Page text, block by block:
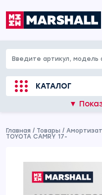
КАТАЛОГ
▼
Главная / Товары /
TOYOTA CAMRY 17-